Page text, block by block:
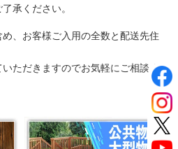
承ください。
、お客様ご入用の全数と配送先住
ただきますのでお気軽にご相談く